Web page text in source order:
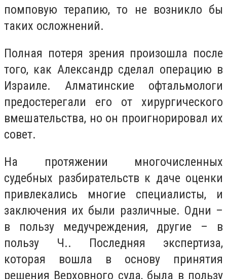
помповую терапию, то не возникло бы
таких осложнений.
Полная потеря зрения произошла после
того, как Александр сделал операцию в
Израиле. Алматинские офтальмологи
предостерегали его от хирургического
вмешательства, но он проигнорировал их
совет.
На протяжении многочисленных
судебных разбирательств к даче оценки
привлекались многие специалисты, и
заключения их были различные. Одни –
в пользу медучреждения, другие – в
пользу Ч.. Последняя экспертиза,
которая вошла в основу принятия
решения Верховного суда, была в пользу